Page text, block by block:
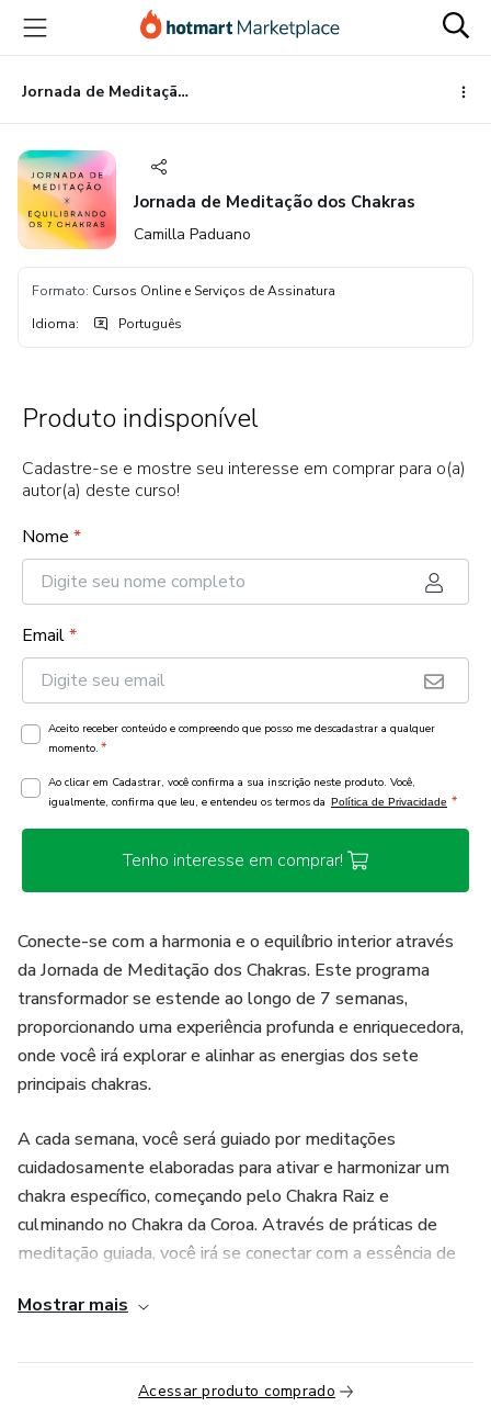
para
conteúdo
principal
para
pagamento
para
rodapé
Jornada de Meditação dos Chakras
Jornada de Meditação dos Chakras
Camilla Paduano
Formato: Cursos Online e Serviços de Assinatura
Idioma: Português
Produto indisponível
Cadastre-se e mostre seu interesse em comprar para o(a)
autor(a) deste curso!
Nome *
Email*
Aceito receber conteúdo e compreendo que posso me descadastrar a qualquer
momento. *
Ao clicar em Cadastrar, você confirma a sua inscrição neste produto. Você,
igualmente, confirma que leu, e entendeu os termos da Política de Privacidade *
Tenho interesse em comprar!
Conecte-se com a harmonia e o equilíbrio interior através
da Jornada de Meditação dos Chakras. Este programa
transformador se estende ao longo de 7 semanas,
proporcionando uma experiência profunda e enriquecedora,
onde você irá explorar e alinhar as energias dos sete
principais chakras.
A cada semana, você será guiado por meditações
cuidadosamente elaboradas para ativar e harmonizar um
chakra específico, começando pelo Chakra Raiz e
culminando no Chakra da Coroa. Através de práticas de
meditação guiada, você irá se conectar com a essência de
pessoal, amor, comunicação, intuição e espiritualidade.
Além das meditações, você terá acesso a materiais
teóricos que aprofundam seu entendimento sobre cada
Mostrar mais
Acessar produto comprado